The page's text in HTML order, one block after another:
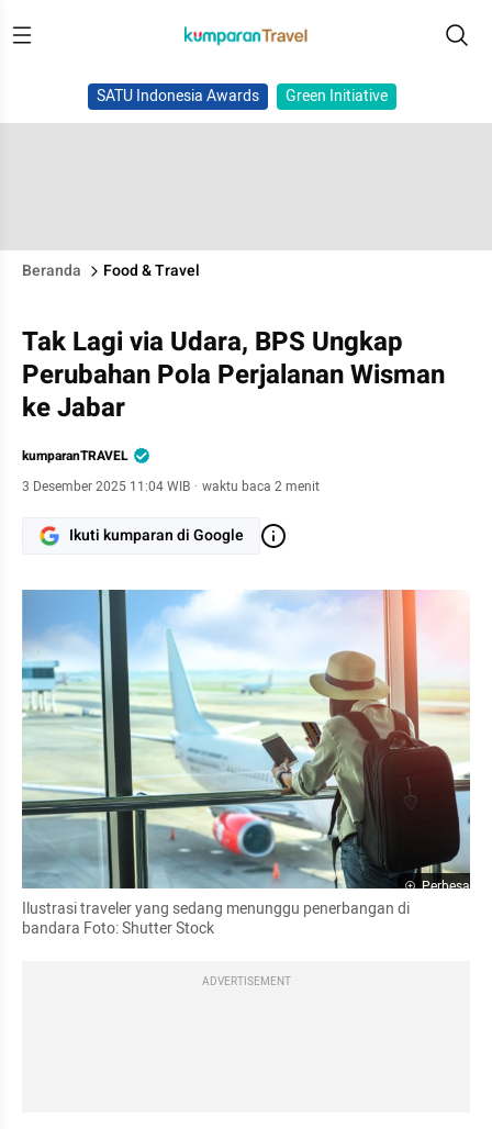
SATU Indonesia Awards Green Initiative
Beranda Food & Travel
Tak Lagi via Udara, BPS Ungkap
Perubahan Pola Perjalanan Wisman
ke Jabar
kumparanTRAVEL
3 Desember 2025 11:04 WIB · waktu baca 2 menit
Ikuti kumparan di Google
Perbesar
Ilustrasi traveler yang sedang menunggu penerbangan di
bandara Foto: Shutter Stock
ADVERTISEMENT